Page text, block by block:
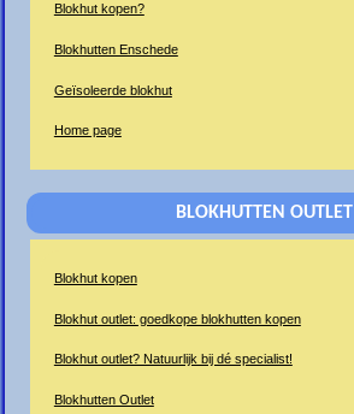
Blokhut kopen?
Blokhutten Enschede
Geïsoleerde blokhut
Home page
BLOKHUTTEN OUTLET
Blokhut kopen
Blokhut outlet: goedkope blokhutten kopen
Blokhut outlet? Natuurlijk bij dé specialist!
Blokhutten Outlet